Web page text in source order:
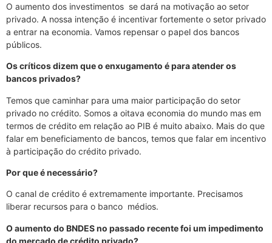
O aumento dos investimentos se dará na motivação ao setor
privado. A nossa intenção é incentivar fortemente o setor privado
a entrar na economia. Vamos repensar o papel dos bancos
públicos.
Os críticos dizem que o enxugamento é para atender os
bancos privados?
Temos que caminhar para uma maior participação do setor
privado no crédito. Somos a oitava economia do mundo mas em
termos de crédito em relação ao PIB é muito abaixo. Mais do que
falar em beneficiamento de bancos, temos que falar em incentivo
à participação do crédito privado.
Por que é necessário?
O canal de crédito é extremamente importante. Precisamos
liberar recursos para o banco médios.
O aumento do BNDES no passado recente foi um impedimento
do mercado de crédito privado?